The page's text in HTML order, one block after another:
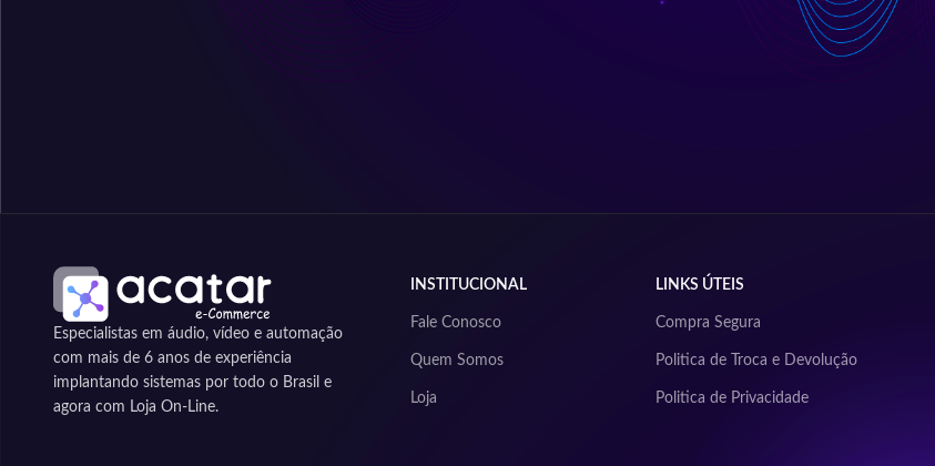
261,25
Especialistas em áudio, vídeo e automação
com mais de 6 anos de experiência
implantando sistemas por todo o Brasil e
agora com Loja On-Line.
INSTITUCIONAL
Fale Conosco
Quem Somos
Loja
LINKS ÚTEIS
Compra Segura
Politica de Troca e Devolução
Politica de Privacidade